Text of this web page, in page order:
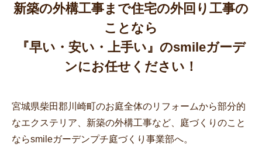
新築の外構工事まで住宅の外回り工事の
ことなら
『早い・安い・上手い』のsmileガーデ
ンにお任せください！
宮城県柴田郡川崎町のお庭全体のリフォームから部分的
なエクステリア、新築の外構工事など、庭づくりのこと
ならsmileガーデンプチ庭づくり事業部へ。